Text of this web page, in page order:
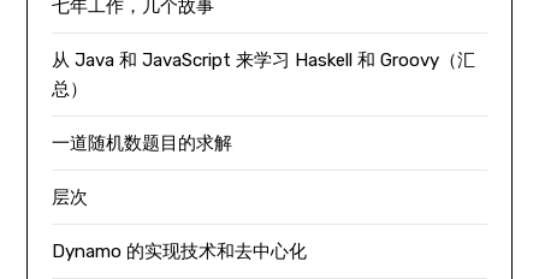
七年工作，几个故事
从 Java 和 JavaScript 来学习 Haskell 和 Groovy（汇
总）
一道随机数题目的求解
层次
Dynamo 的实现技术和去中心化